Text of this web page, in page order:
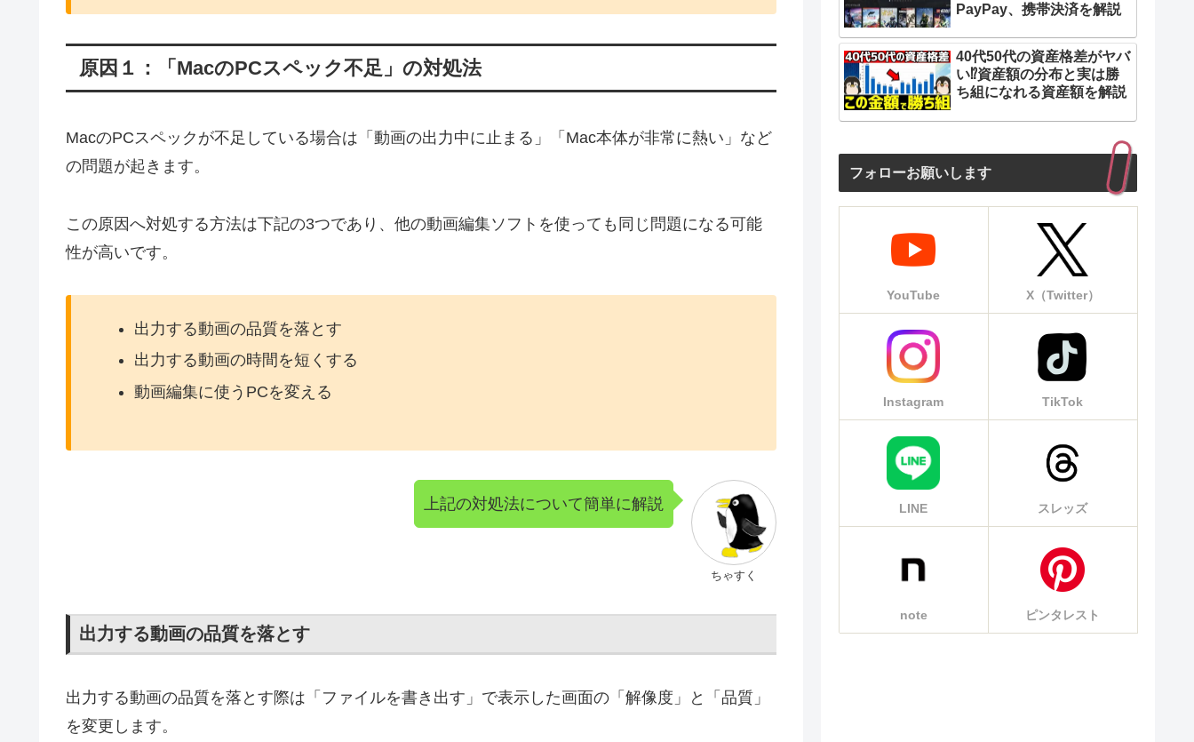
原因１：「MacのPCスペック不足」の対処法
MacのPCスペックが不足している場合は「動画の出力中に止まる」「Mac本体が非常に熱い」など
の問題が起きます。
この原因へ対処する方法は下記の3つであり、他の動画編集ソフトを使っても同じ問題になる可能
性が高いです。
出力する動画の品質を落とす
出力する動画の時間を短くする
動画編集に使うPCを変える
ちゃすく
上記の対処法について簡単に解説
出力する動画の品質を落とす
出力する動画の品質を落とす際は「ファイルを書き出す」で表示した画面の「解像度」と「品質」
を変更します。
PayPay、携帯決済を解説
40代50代の資産格差がヤバ
い⁉︎資産額の分布と実は勝
ち組になれる資産額を解説
フォローお願いします
YouTube X（Twitter）
Instagram TikTok
LINE スレッズ
note ピンタレスト